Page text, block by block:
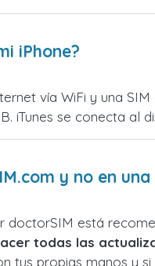
iPhone?
vía WiFi y una
iTunes se conecta al
y no en
doctorSIM está
todas las
tus propias manos y